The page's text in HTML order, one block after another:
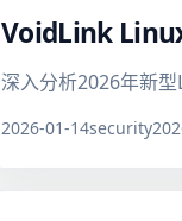
VoidLink
深入分析2026年新
2026-01-14security